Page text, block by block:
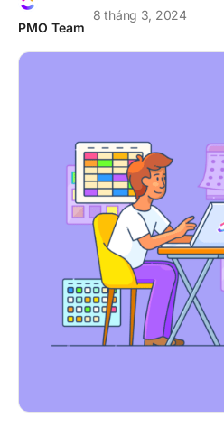
PMO Team
8 tháng 3, 2024